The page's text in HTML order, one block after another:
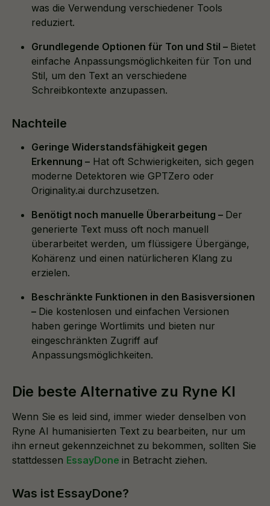
was die Verwendung verschiedener Tools
reduziert.
Grundlegende Optionen für Ton und Stil – Bietet
einfache Anpassungsmöglichkeiten für Ton und
Stil, um den Text an verschiedene
Schreibkontexte anzupassen.
Nachteile
Geringe Widerstandsfähigkeit gegen
Erkennung – Hat oft Schwierigkeiten, sich gegen
moderne Detektoren wie GPTZero oder
Originality.ai durchzusetzen.
Benötigt noch manuelle Überarbeitung – Der
generierte Text muss oft noch manuell
überarbeitet werden, um flüssigere Übergänge,
Kohärenz und einen natürlicheren Klang zu
erzielen.
Beschränkte Funktionen in den Basisversionen
– Die kostenlosen und einfachen Versionen
haben geringe Wortlimits und bieten nur
eingeschränkten Zugriff auf
Anpassungsmöglichkeiten.
Die beste Alternative zu Ryne KI
Wenn Sie es leid sind, immer wieder denselben von
Ryne AI humanisierten Text zu bearbeiten, nur um
ihn erneut gekennzeichnet zu bekommen, sollten Sie
stattdessen EssayDone in Betracht ziehen.
Was ist EssayDone?